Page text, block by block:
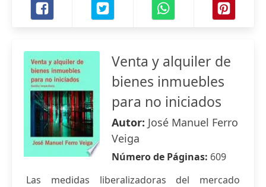
Venta y alquiler de
bienes inmuebles
para no iniciados
Autor: José Manuel Ferro
Veiga
Número de Páginas: 609
Las medidas liberalizadoras del mercado